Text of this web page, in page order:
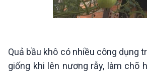
Quả bầu khô có nhiều công dụng
giống khi lên nương rẫy, làm